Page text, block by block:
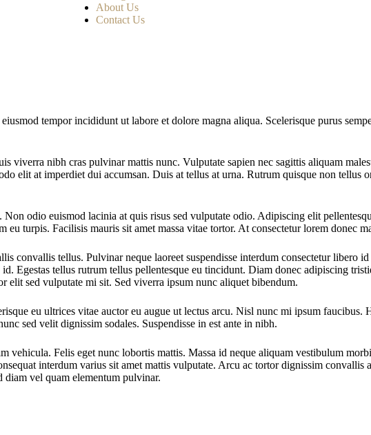
About Us
Contact Us
tempor incididunt ut labore et dolore magna aliqua. Scelerisque purus
viverra nibh cras pulvinar mattis nunc. Vulputate sapien nec sagittis aliquam
elit at imperdiet dui accumsan. Duis at tellus at urna. Rutrum quisque non tellus
odio euismod lacinia at quis risus sed vulputate odio. Adipiscing elit
turpis. Facilisis mauris sit amet massa vitae tortor. At consectetur lorem donec
convallis tellus. Pulvinar neque laoreet suspendisse interdum consectetur libero
Egestas tellus rutrum tellus pellentesque eu tincidunt. Diam donec adipiscing
elit sed vulputate mi sit. Sed viverra ipsum nunc aliquet bibendum.
eu ultrices vitae auctor eu augue ut lectus arcu. Nisl nunc mi ipsum
sed velit dignissim sodales. Suspendisse in est ante in nibh.
Felis eget nunc lobortis mattis. Massa id neque aliquam vestibulum
interdum varius sit amet mattis vulputate. Arcu ac tortor dignissim convallis
vel quam elementum pulvinar.